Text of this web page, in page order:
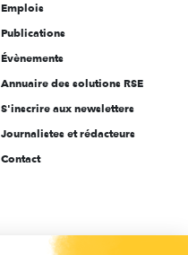
Emplois
Publications
Évènements
Annuaire des solutions RSE
S'inscrire aux newsletters
Journalistes et rédacteurs
Contact